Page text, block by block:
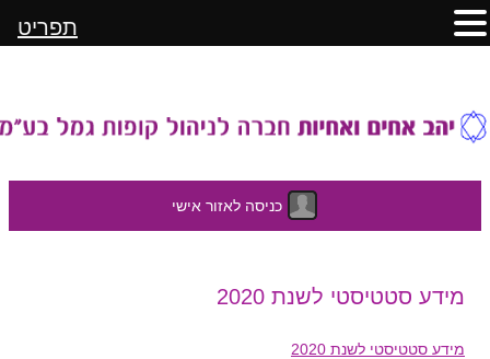
כניסה לאזור אישי
לתוכן
מידע סטטיסטי לשנת 2020
מידע סטטיסטי לשנת 2020
תפריט